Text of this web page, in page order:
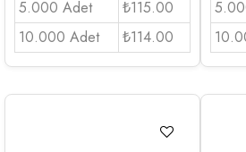
5.000 Adet
₺115.00
10.000 Adet
₺114.00